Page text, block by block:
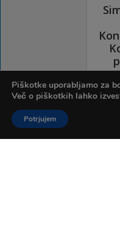
Piškotke uporabljamo za
Več o piškotkih lahko
Potrjujem